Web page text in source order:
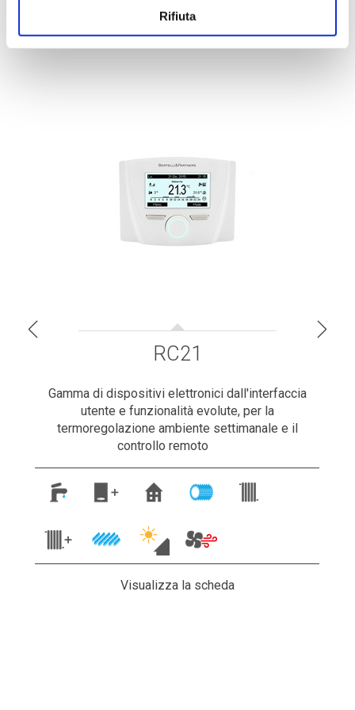
Rifiuta
RC21
Gamma di dispositivi elettronici dall'interfaccia
utente e funzionalità evolute, per la
termoregolazione ambiente settimanale e il
controllo remoto
Visualizza la scheda